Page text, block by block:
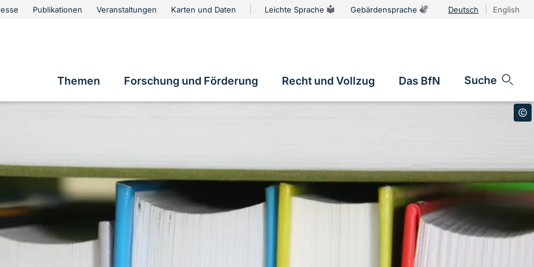
Publikationen Veranstaltungen Karten und Daten Leichte Sprache Gebärdensprache Deutsch English
Hauptnavigation
Themen Forschung und Förderung Recht und Vollzug Das BfN Suche